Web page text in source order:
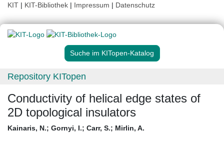
KIT | KIT-Bibliothek | Impressum | Datenschutz
Suche im KITopen-Katalog
Repository KITopen
Conductivity of helical edge states of
2D topological insulators
Kainaris, N.; Gornyi, I.; Carr, S.; Mirlin, A.